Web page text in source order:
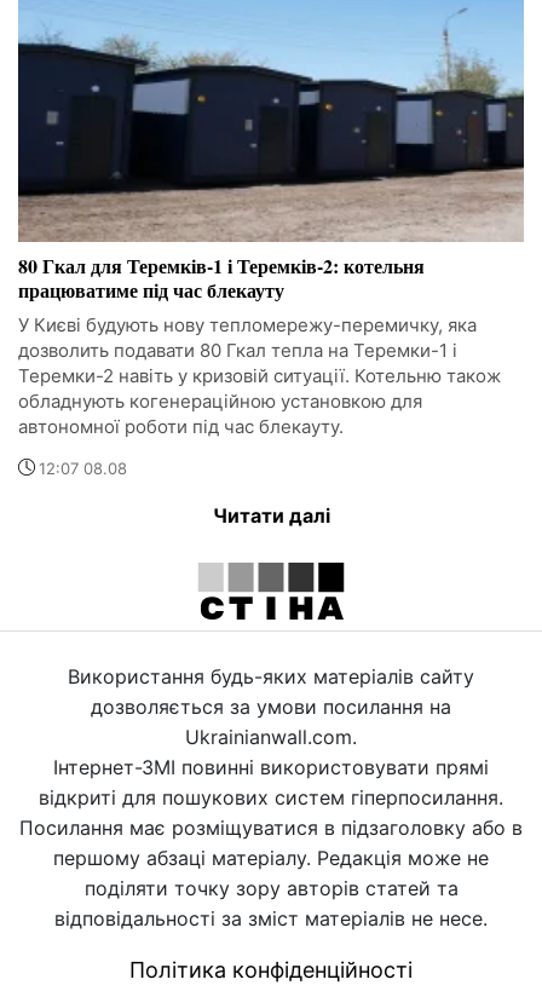
80 Гкал для Теремків-1 і Теремків-2: котельня
працюватиме під час блекауту
У Києві будують нову тепломережу-перемичку, яка
дозволить подавати 80 Гкал тепла на Теремки-1 і
Теремки-2 навіть у кризовій ситуації. Котельню також
обладнують когенераційною установкою для
автономної роботи під час блекауту.
12:07 08.08
Читати далі
Використання будь-яких матеріалів сайту
дозволяється за умови посилання на
Ukrainianwall.com.
Інтернет-ЗМІ повинні використовувати прямі
відкриті для пошукових систем гіперпосилання.
Посилання має розміщуватися в підзаголовку або в
першому абзаці матеріалу. Редакція може не
поділяти точку зору авторів статей та
відповідальності за зміст матеріалів не несе.
Політика конфіденційності